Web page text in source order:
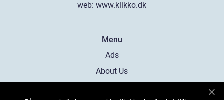
web: www.klikko.dk
Menu
Ads
About Us